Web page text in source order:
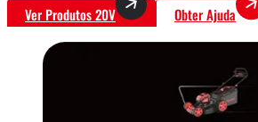
Ver Produtos 20V Obter Ajuda